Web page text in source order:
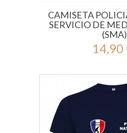
CAMISETA
SERVICIO DE
(SMA)
14,90